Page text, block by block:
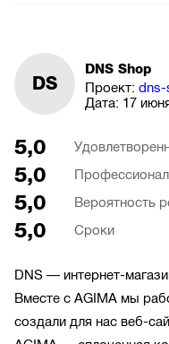
DS
DNS Shop
Проект: dns-
Дата: 17
5,0
5,0
5,0 Вероятность
5,0 Сроки
DNS — интернет-
Вместе с AGIMA мы
создали для нас веб-